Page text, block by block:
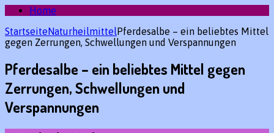
Home
StartseiteNaturheilmittel Pferdesalbe – ein beliebtes Mittel
gegen Zerrungen, Schwellungen und Verspannungen
Pferdesalbe – ein beliebtes Mittel gegen
Zerrungen, Schwellungen und
Verspannungen